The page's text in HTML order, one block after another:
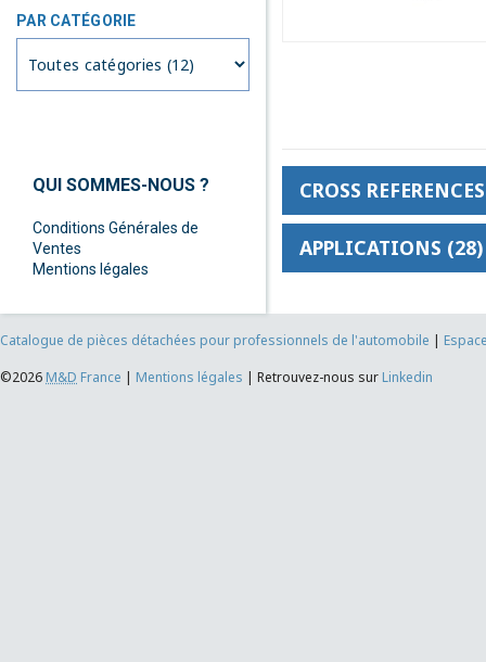
PAR CATÉGORIE
QUI SOMMES-NOUS ?
Conditions Générales de
Ventes
Mentions légales
CROSS
APPLICATIONS (28)
Catalogue de pièces détachées pour professionnels de l'automobile |
©2026 M&D France | Mentions légales | Retrouvez-nous sur Linkedin